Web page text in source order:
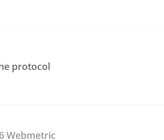
protocol
Webmetric